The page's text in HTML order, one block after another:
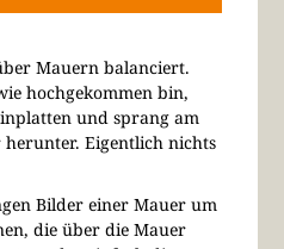
Mauern balanciert.
hochgekommen bin,
und sprang am
Eigentlich nichts
Bilder einer Mauer um
die über die Mauer